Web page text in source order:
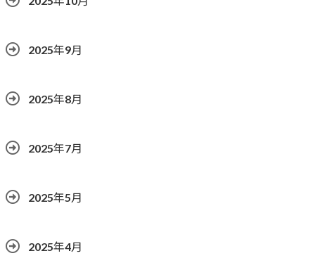
2025年9月
2025年8月
2025年7月
2025年5月
2025年4月